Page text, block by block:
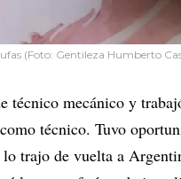
(Foto: Gentileza Humberto
técnico mecánico y
técnico. Tuvo
trajo de vuelta a